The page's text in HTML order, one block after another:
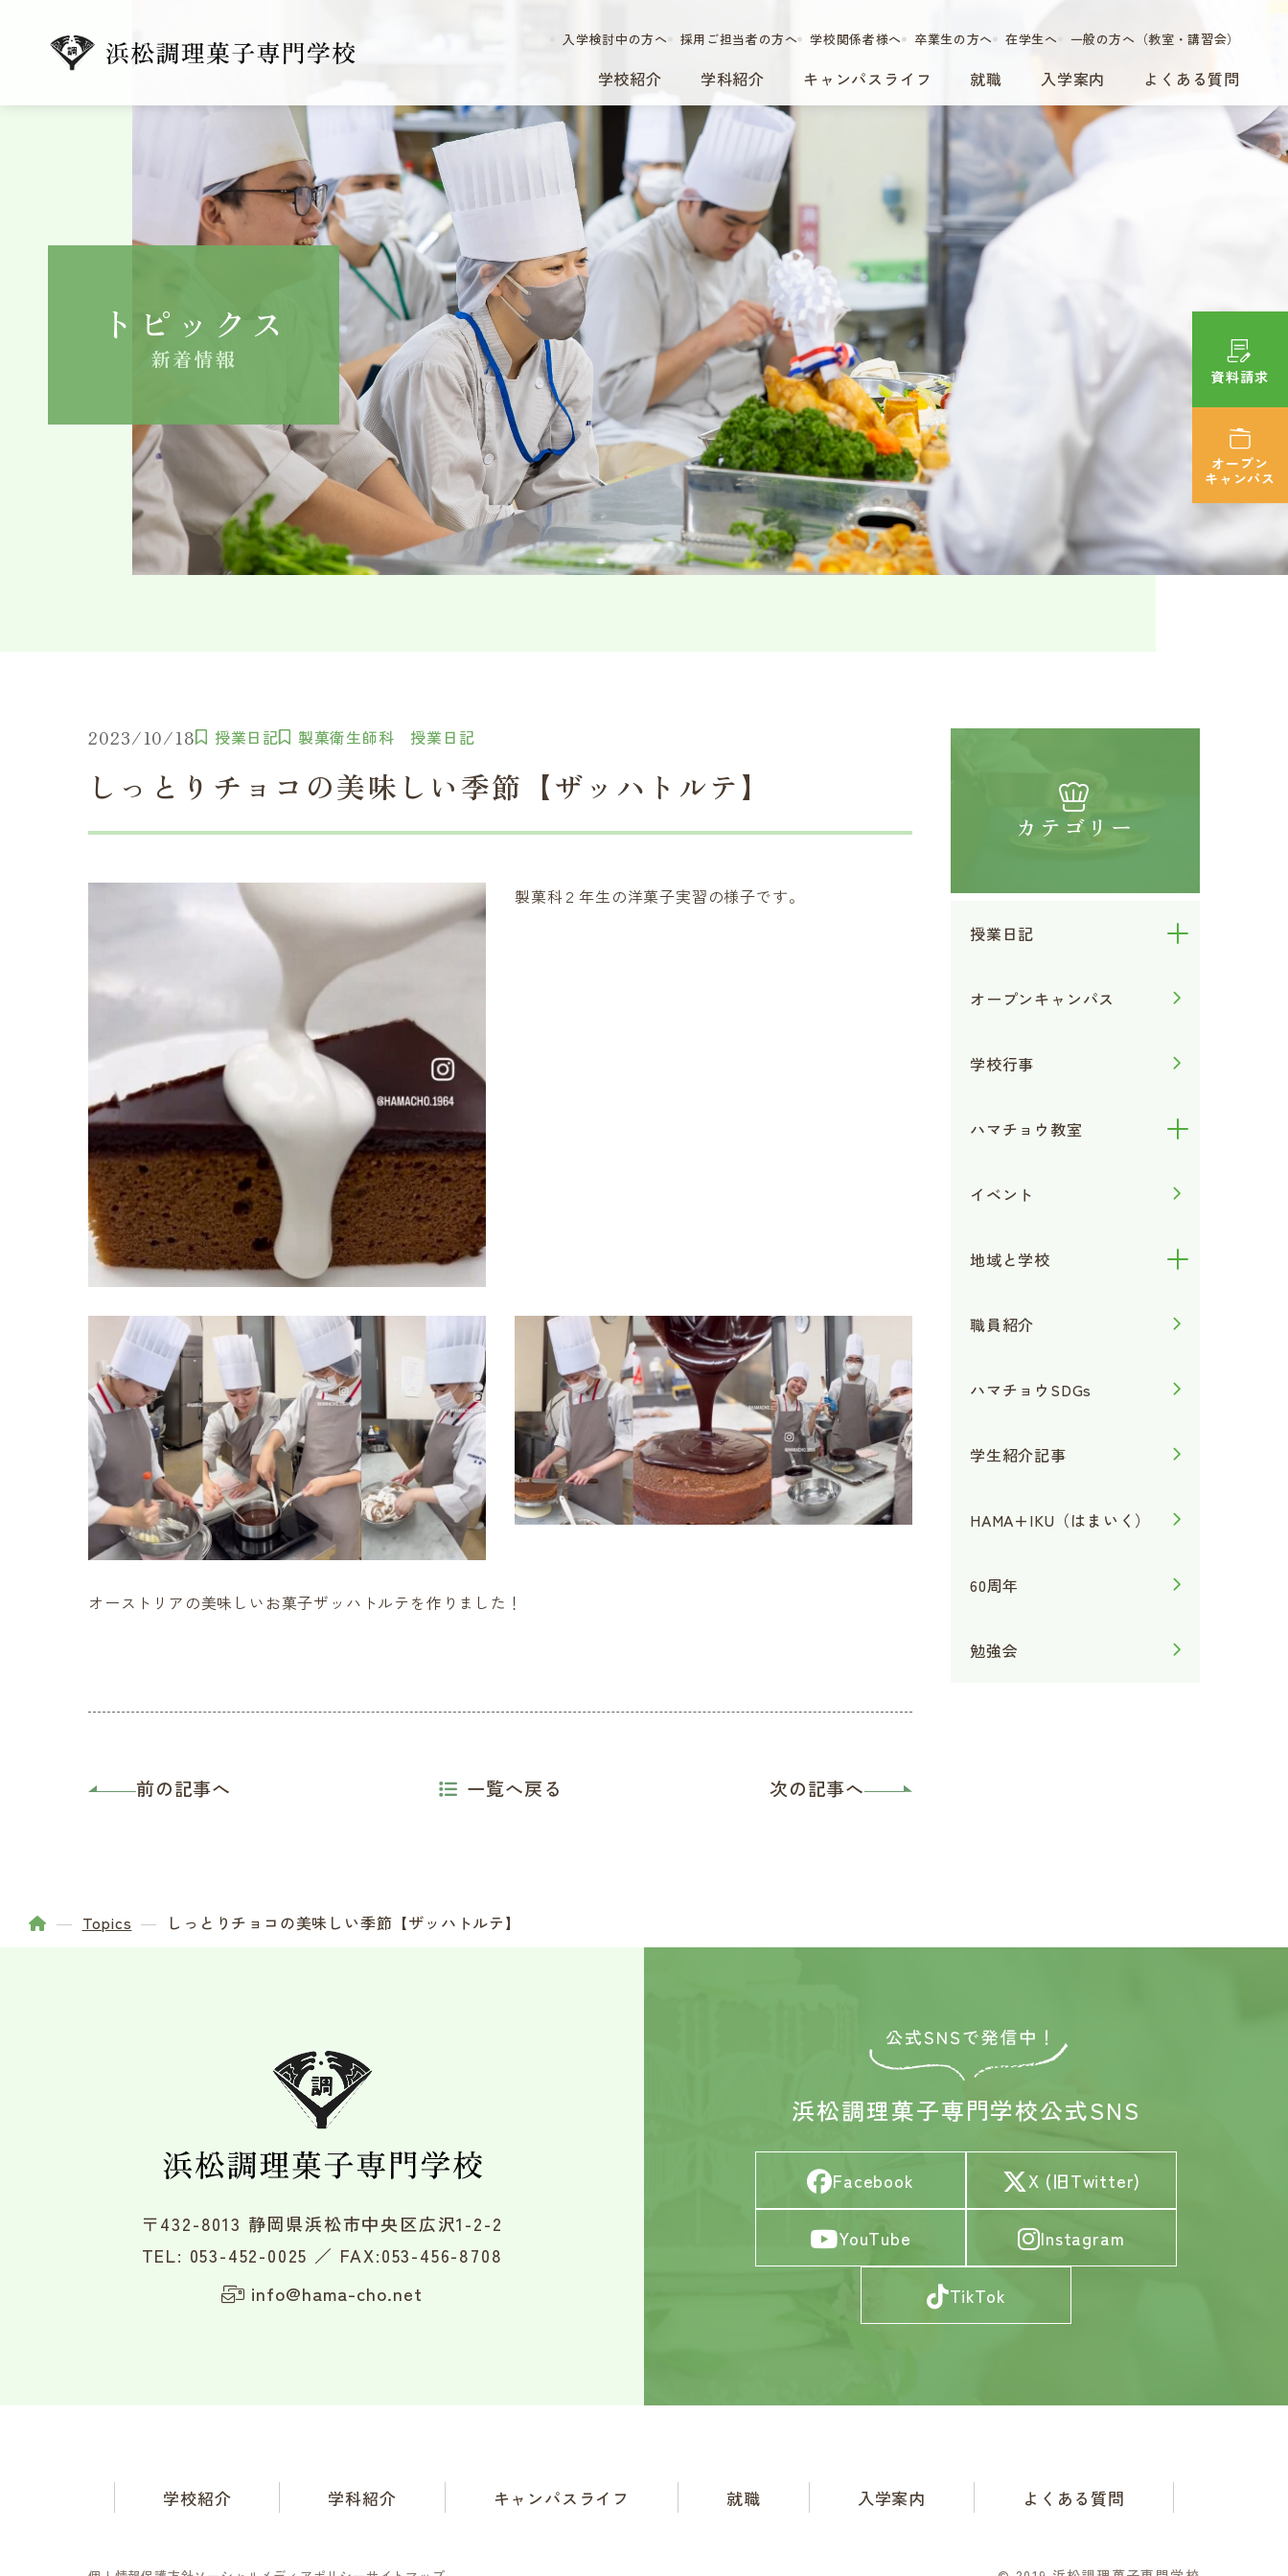
学校紹介 学科紹介 キャンパスライフ 就職 入学案内 よくある質問
入学検討中の方へ 採用ご担当者の方へ 学校関係者様へ 卒業生の方へ 在学生へ 一般の方へ（教室・講習会）
トピックス
新着情報
2023/10/18 授業日記 製菓衛生師科 授業日記
しっとりチョコの美味しい季節【ザッハトルテ】
製菓科２年生の洋菓子実習の様子です。
オーストリアの美味しいお菓子ザッハトルテを作りました！
前の記事へ 一覧へ戻る 次の記事へ
カテゴリー
授業日記
オープンキャンパス
学校行事
ハマチョウ教室
イベント
地域と学校
職員紹介
ハマチョウSDGs
学生紹介記事
HAMA+IKU（はまいく）
60周年
勉強会
Topics しっとりチョコの美味しい季節【ザッハトルテ】
浜松調理菓子専門学校公式SNS
Facebook X (旧Twitter)
YouTube Instagram
TikTok
〒432-8013 静岡県浜松市中央区広沢1-2-2
TEL: 053-452-0025 ／ FAX:053-456-8708
info@hama-cho.net
学校紹介 学科紹介 キャンパスライフ 就職 入学案内 よくある質問
資料請求
オープン
キャンパス